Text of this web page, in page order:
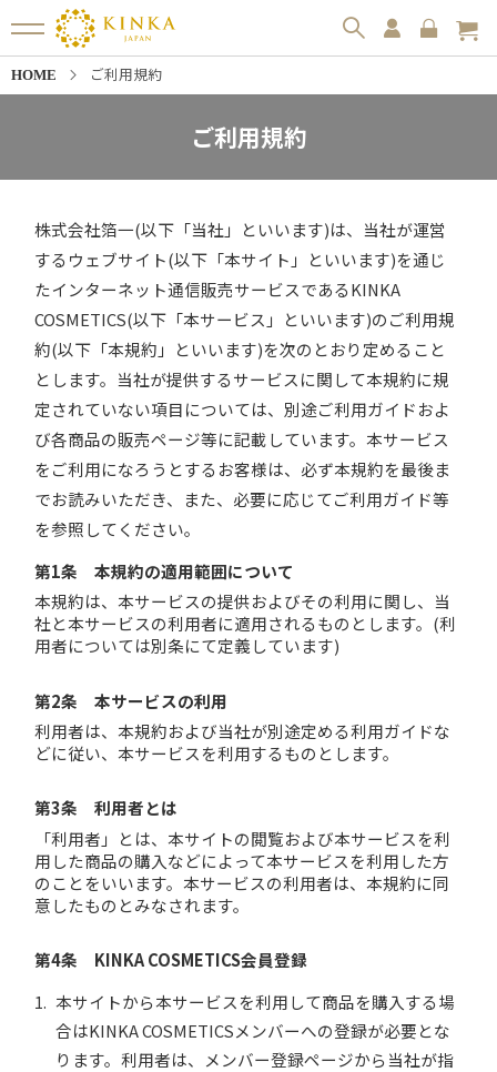
HOME ご利用規約
ご利用規約
株式会社箔一(以下「当社」といいます)は、当社が運営
するウェブサイト(以下「本サイト」といいます)を通じ
たインターネット通信販売サービスであるKINKA
COSMETICS(以下「本サービス」といいます)のご利用規
約(以下「本規約」といいます)を次のとおり定めること
とします。当社が提供するサービスに関して本規約に規
定されていない項目については、別途ご利用ガイドおよ
び各商品の販売ページ等に記載しています。本サービス
をご利用になろうとするお客様は、必ず本規約を最後ま
でお読みいただき、また、必要に応じてご利用ガイド等
を参照してください。
第1条 本規約の適用範囲について
本規約は、本サービスの提供およびその利用に関し、当
社と本サービスの利用者に適用されるものとします。(利
用者については別条にて定義しています)
第2条 本サービスの利用
利用者は、本規約および当社が別途定める利用ガイドな
どに従い、本サービスを利用するものとします。
第3条 利用者とは
「利用者」とは、本サイトの閲覧および本サービスを利
用した商品の購入などによって本サービスを利用した方
のことをいいます。本サービスの利用者は、本規約に同
意したものとみなされます。
第4条 KINKA COSMETICS会員登録
本サイトから本サービスを利用して商品を購入する場
合はKINKA COSMETICSメンバーへの登録が必要とな
ります。利用者は、メンバー登録ページから当社が指